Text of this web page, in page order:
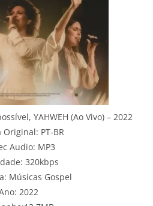
YAHWEH (Ao Vivo) – 2022
Original: PT-BR
Audio: MP3
320kbps
Músicas Gospel
2022